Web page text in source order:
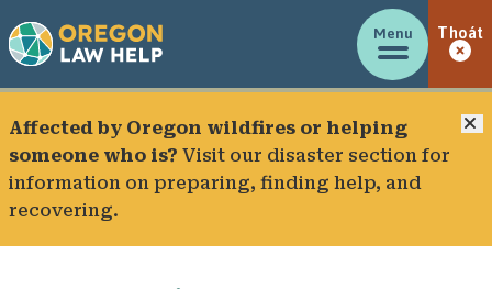
Menu Thoát
Affected by Oregon wildfires or helping
someone who is? Visit our disaster section for
information on preparing, finding help, and
recovering.